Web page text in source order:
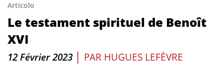
Articolo
Le testament spirituel de Benoît
XVI
12 Février 2023 | PAR HUGUES LEFÈVRE